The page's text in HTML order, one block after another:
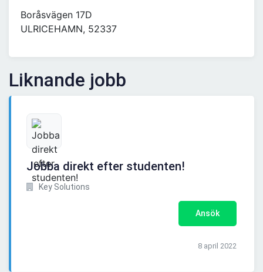
Boråsvägen 17D
ULRICEHAMN, 52337
Liknande jobb
Jobba direkt efter studenten!
Key Solutions
Ansök
8 april 2022